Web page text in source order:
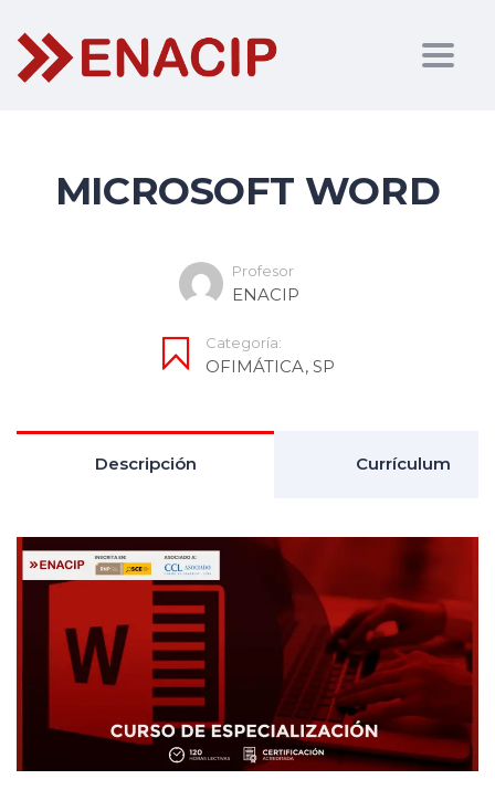
MICROSOFT WORD
Profesor
ENACIP
Categoría:
OFIMÁTICA, SP
Descripción Currículum